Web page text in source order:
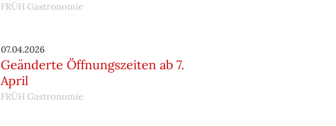
FRÜH Gastronomie
07.04.2026
Geänderte Öffnungszeiten ab 7.
April
FRÜH Gastronomie